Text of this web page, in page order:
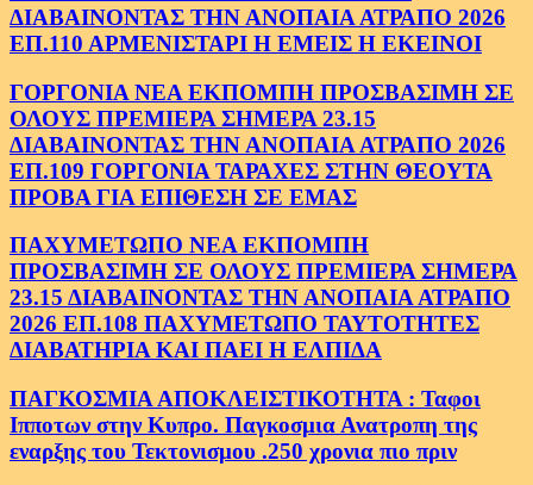
ΔΙΑΒΑΙΝΟΝΤΑΣ ΤΗΝ ΑΝΟΠΑΙΑ ΑΤΡΑΠΟ 2026
ΕΠ.110 ΑΡΜΕΝΙΣΤΑΡΙ Η ΕΜΕΙΣ Η ΕΚΕΙΝΟΙ
ΓΟΡΓΟΝΙΑ ΝΕΑ ΕΚΠΟΜΠΗ ΠΡΟΣΒΑΣΙΜΗ ΣΕ
ΟΛΟΥΣ ΠΡΕΜΙΕΡΑ ΣΗΜΕΡΑ 23.15
ΔΙΑΒΑΙΝΟΝΤΑΣ ΤΗΝ ΑΝΟΠΑΙΑ ΑΤΡΑΠΟ 2026
ΕΠ.109 ΓΟΡΓΟΝΙΑ ΤΑΡΑΧΕΣ ΣΤΗΝ ΘΕΟΥΤΑ
ΠΡΟΒΑ ΓΙΑ ΕΠΙΘΕΣΗ ΣΕ ΕΜΑΣ
ΠΑΧΥΜΕΤΩΠΟ ΝΕΑ ΕΚΠΟΜΠΗ
ΠΡΟΣΒΑΣΙΜΗ ΣΕ ΟΛΟΥΣ ΠΡΕΜΙΕΡΑ ΣΗΜΕΡΑ
23.15 ΔΙΑΒΑΙΝΟΝΤΑΣ ΤΗΝ ΑΝΟΠΑΙΑ ΑΤΡΑΠΟ
2026 ΕΠ.108 ΠΑΧΥΜΕΤΩΠΟ ΤΑΥΤΟΤΗΤΕΣ
ΔΙΑΒΑΤΗΡΙΑ ΚΑΙ ΠΑΕΙ Η ΕΛΠΙΔΑ
ΠΑΓΚΟΣΜΙΑ ΑΠΟΚΛΕΙΣΤΙΚΟΤΗΤΑ : Ταφοι
Ιπποτων στην Κυπρο. Παγκοσμια Ανατροπη της
εναρξης του Τεκτονισμου .250 χρονια πιο πριν